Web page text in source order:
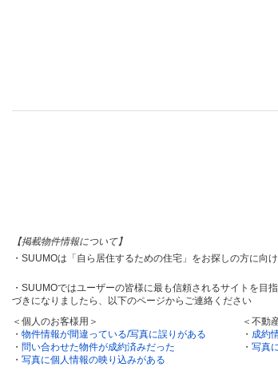
【掲載物件情報について】
・SUUMOは「自ら居住するための住宅」をお探しの方に
・SUUMOではユーザーの皆様に最も信頼されるサイトを
づきになりましたら、以下のページからご連絡ください
＜個人のお客様用＞
・ 物件情報が間違っている/写真に誤りがある
・ 問い合わせた物件が成約済みだった
・ 写真に個人情報の映り込みがある
＜不動
・ 成約
・ 写真